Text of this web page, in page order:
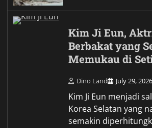
Kim Ji Eun,
Berbakat yang
Memukau di
Dino Land July 29,
Kim Ji Eun menjadi
Korea Selatan yang
semakin